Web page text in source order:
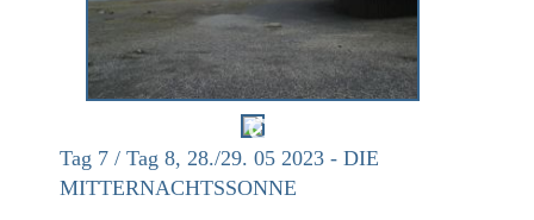
Tag 7 / Tag 8, 28./29. 05 2023 - DIE
MITTERNACHTSSONNE